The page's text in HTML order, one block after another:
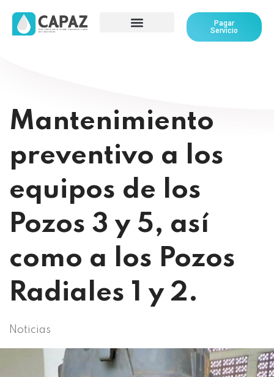
Pagar
Servicio
Mantenimiento
preventivo a los
equipos de los
Pozos 3 y 5, así
como a los Pozos
Radiales 1 y 2.
Noticias